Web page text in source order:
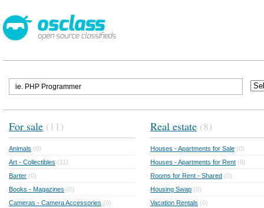
For sale (11)
Animals (0)
Art - Collectibles (11)
Barter (0)
Books - Magazines (0)
Cameras - Camera Accessories (0)
Real estate (8)
Houses - Apartments for Sale (0)
Houses - Apartments for Rent (8)
Rooms for Rent - Shared (0)
Housing Swap (0)
Vacation Rentals (0)